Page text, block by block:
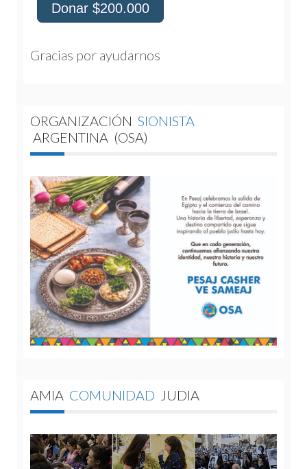
Donar $200.000
Gracias por ayudarnos
ORGANIZACIÓN SIONISTA
ARGENTINA (OSA)
AMIA COMUNIDAD JUDIA